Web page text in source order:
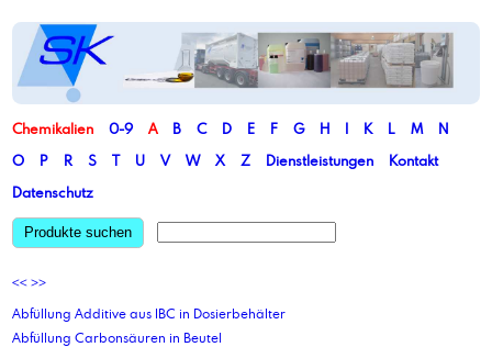
Chemikalien 0-9 A B C D E F G H I K L M
N
O
P R S T U V W X Z Dienstleistungen
Kontakt
Datenschutz
Produkte suchen
<< >>
Abfüllung Additive aus IBC in Dosierbehälter
Abfüllung Carbonsäuren in Beutel